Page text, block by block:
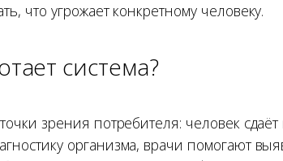
что угрожает конкретному человеку.
система?
зрения потребителя: человек
организма, врачи помогают